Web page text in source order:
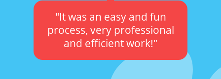
"It was an easy and fun
process, very professional
and efficient work!"